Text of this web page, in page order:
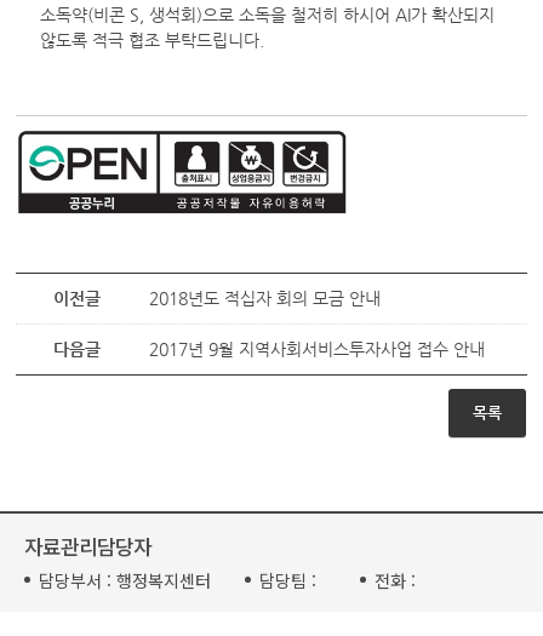
소독약(비콘 S, 생석회)으로 소독을 철저히 하시어 AI가 확산되지
않도록 적극 협조 부탁드립니다.
이전글 2018년도 적십자 회의 모금 안내
다음글 2017년 9월 지역사회서비스투자사업 접수 안내
목록
자료관리담당자
담당부서 : 행정복지센터 담당팀 : 전화 :